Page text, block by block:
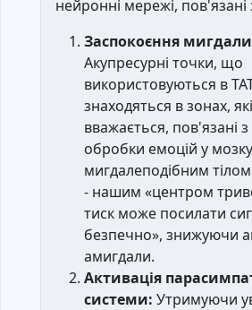
нейронні мережі,
Заспокоєння
Акупресурні точки, що
використовуються в
знаходяться в зонах,
вважається, пов'язані
обробки емоцій у
мигдалеподібним
- нашим «центром
тиск може посилати
безпечно», знижуючи
амигдали.
Активація
системи: Утримуючи